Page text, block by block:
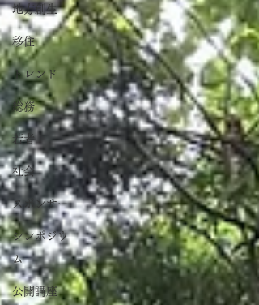
地方創生
移住
トレンド
総務
若者
社会
スポンサー
シンポジウ
ム
公開講座